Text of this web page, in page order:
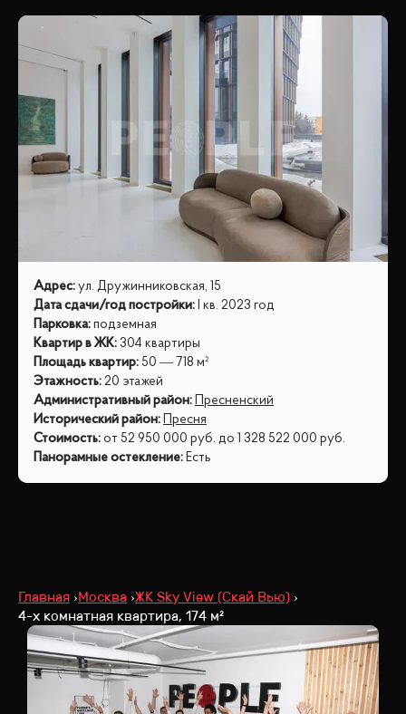
Адрес: ул. Дружинниковская, 15
Дата сдачи/год постройки: I кв. 2023 год
Парковка: подземная
Квартир в ЖК: 304 квартиры
Площадь квартир: 50 — 718 м²
Этажность: 20 этажей
Административный район: Пресненский
Исторический район: Пресня
Стоимость: от 52 950 000 руб. до 1 328 522 000 руб.
Панорамные остекление: Есть
Главная Москва ЖК Sky View (Скай Вью)
4-х комнатная квартира, 174 м²